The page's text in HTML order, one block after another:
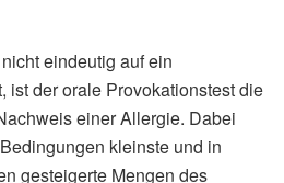
eindeutig auf ein
ist der orale Provokationstest die
einer Allergie. Dabei
kleinste und in
gesteigerte Mengen des